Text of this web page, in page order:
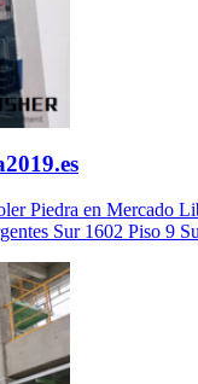
Piedra en Mercado
Sur 1602 Piso 9